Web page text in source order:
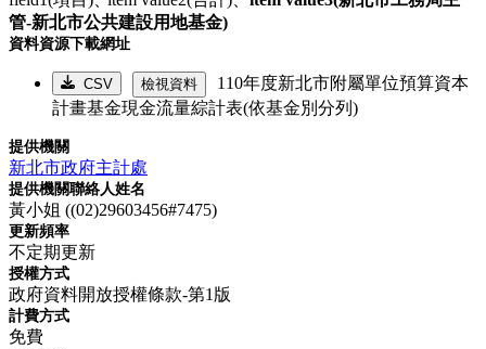
管-新北市公共建設用地基金)
資料資源下載網址
CSV 檢視資料
110年度新北市附屬單位預算資本
計畫基金現金流量綜計表(依基金別分列)
提供機關
新北市政府主計處
提供機關聯絡人姓名
黃小姐 ((02)29603456#7475)
更新頻率
不定期更新
授權方式
政府資料開放授權條款-第1版
計費方式
免費